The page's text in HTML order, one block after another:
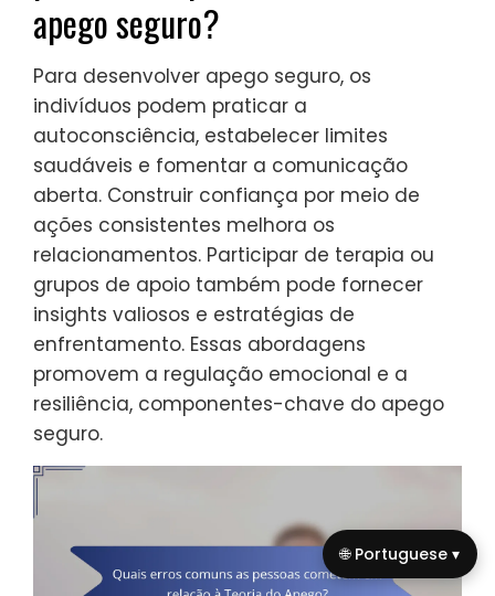
apego seguro?
Para desenvolver apego seguro, os
indivíduos podem praticar a
autoconsciência, estabelecer limites
saudáveis e fomentar a comunicação
aberta. Construir confiança por meio de
ações consistentes melhora os
relacionamentos. Participar de terapia ou
grupos de apoio também pode fornecer
insights valiosos e estratégias de
enfrentamento. Essas abordagens
promovem a regulação emocional e a
resiliência, componentes-chave do apego
seguro.
🌐 Portuguese ▾